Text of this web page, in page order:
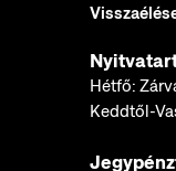
Hétfő:
Keddtől-